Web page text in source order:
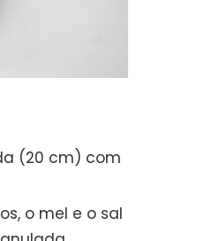
(20 cm) com
o mel e o sal